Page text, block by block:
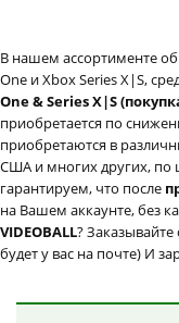
В нашем ассортименте
One и Xbox Series X|S,
One & Series X|S
приобретается по
приобретаются в
США и многих других, по
гарантируем, что после
на Вашем аккаунте, без
VIDEOBALL?
будет у вас на почте) И